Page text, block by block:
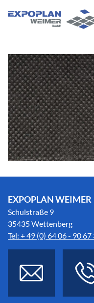
EXPOPLAN WEIMER
Schulstraße 9
35435 Wettenberg
Tel: + 49 (0) 64 06 - 90 67